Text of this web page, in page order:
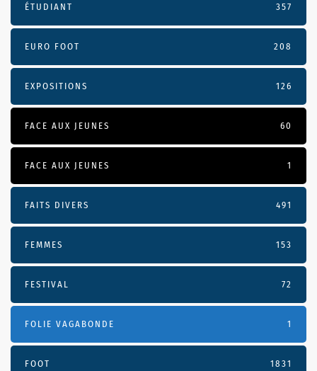
ÉTUDIANT 357
EURO FOOT 208
EXPOSITIONS 126
FACE AUX JEUNES 60
FACE AUX JEUNES 1
FAITS DIVERS 491
FEMMES 153
FESTIVAL 72
FOLIE VAGABONDE 1
FOOT 1831